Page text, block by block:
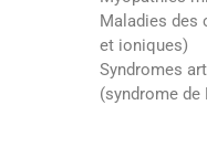
Maladies des
et ioniques)
Syndromes
(syndrome